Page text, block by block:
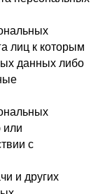
лиц к которым
данных либо
или
с
и других